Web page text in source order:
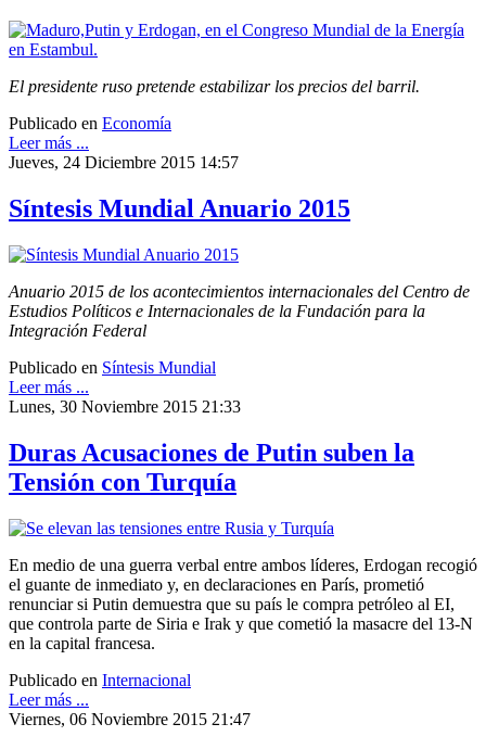
El presidente ruso pretende estabilizar los precios del barril.
Publicado en Economía
Leer más ...
Jueves, 24 Diciembre 2015 14:57
Síntesis Mundial Anuario 2015
Anuario 2015 de los acontecimientos internacionales del Centro de
Estudios Políticos e Internacionales de la Fundación para la
Integración Federal
Publicado en Síntesis Mundial
Leer más ...
Lunes, 30 Noviembre 2015 21:33
Duras Acusaciones de Putin suben la
Tensión con Turquía
En medio de una guerra verbal entre ambos líderes, Erdogan recogió
el guante de inmediato y, en declaraciones en París, prometió
renunciar si Putin demuestra que su país le compra petróleo al EI,
que controla parte de Siria e Irak y que cometió la masacre del 13-N
en la capital francesa.
Publicado en Internacional
Leer más ...
Viernes, 06 Noviembre 2015 21:47